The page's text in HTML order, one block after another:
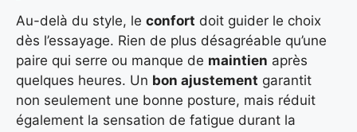
Au-delà du style, le confort doit guider le choix
dès l’essayage. Rien de plus désagréable qu’une
paire qui serre ou manque de maintien après
quelques heures. Un bon ajustement garantit
non seulement une bonne posture, mais réduit
également la sensation de fatigue durant la